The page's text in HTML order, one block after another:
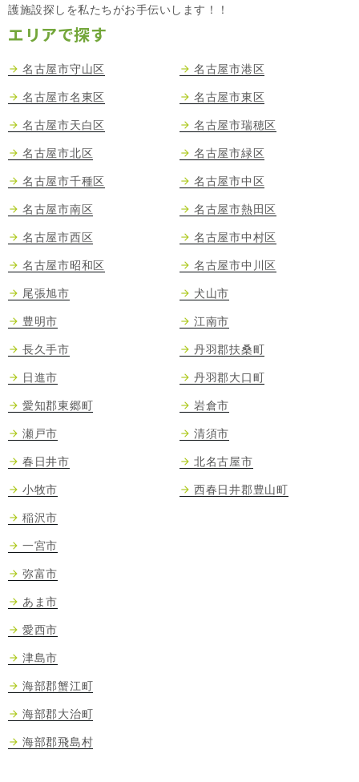
護施設探しを私たちがお手伝いします！！
エリアで探す
名古屋市守山区
名古屋市名東区
名古屋市天白区
名古屋市北区
名古屋市千種区
名古屋市南区
名古屋市西区
名古屋市昭和区
名古屋市港区
名古屋市東区
名古屋市瑞穂区
名古屋市緑区
名古屋市中区
名古屋市熱田区
名古屋市中村区
名古屋市中川区
尾張旭市
豊明市
長久手市
日進市
愛知郡東郷町
瀬戸市
春日井市
小牧市
犬山市
江南市
丹羽郡扶桑町
丹羽郡大口町
岩倉市
清須市
北名古屋市
西春日井郡豊山町
稲沢市
一宮市
弥富市
あま市
愛西市
津島市
海部郡蟹江町
海部郡大治町
海部郡飛島村